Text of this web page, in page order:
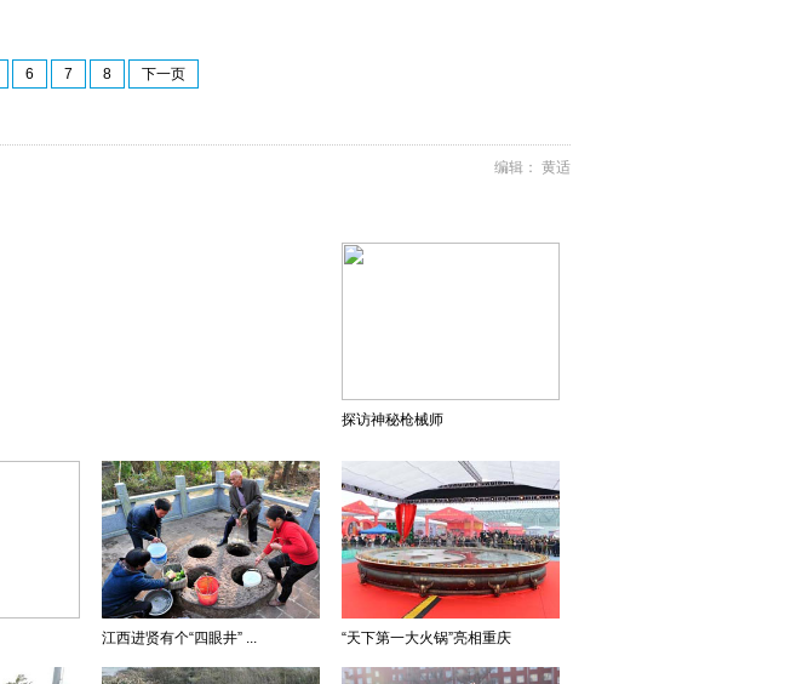
6 7 8 下一页
编辑： 黄适
探访神秘枪械师
江西进贤有个“四眼井” ... “天下第一大火锅”亮相重庆